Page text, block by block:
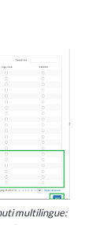
multilingue: